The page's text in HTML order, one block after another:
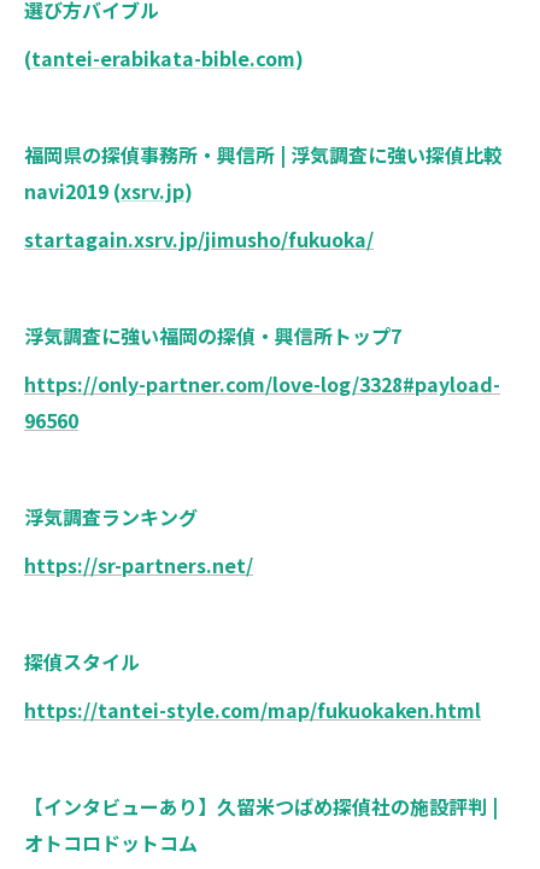
選び方バイブル
(tantei-erabikata-bible.com)
福岡県の探偵事務所・興信所 | 浮気調査に強い探偵比較
navi2019 (xsrv.jp)
startagain.xsrv.jp/jimusho/fukuoka/
浮気調査に強い福岡の探偵・興信所トップ7
https://only-partner.com/love-log/3328#payload-
96560
浮気調査ランキング
https://sr-partners.net/
探偵スタイル
https://tantei-style.com/map/fukuokaken.html
【インタビューあり】久留米つばめ探偵社の施設評判 |
オトコロドットコム